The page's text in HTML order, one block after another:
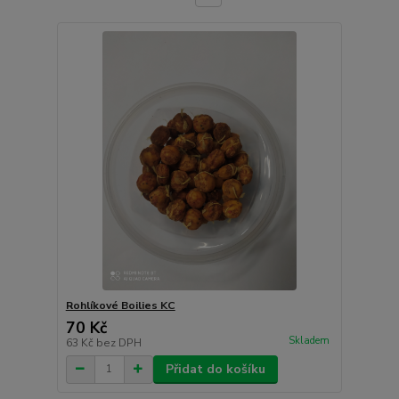
Rohlíkové Boilies KC
70 Kč
63 Kč bez DPH Skladem
Přidat do košíku